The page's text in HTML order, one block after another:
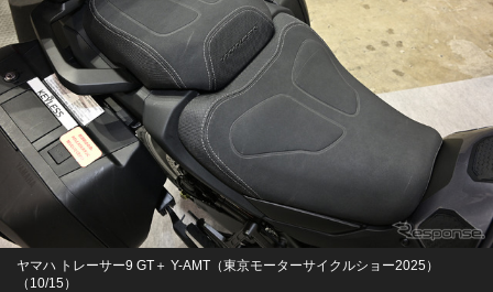
ヤマハ トレーサー9 GT＋ Y-AMT（東京モーターサイクルショー2025）
（10/15）